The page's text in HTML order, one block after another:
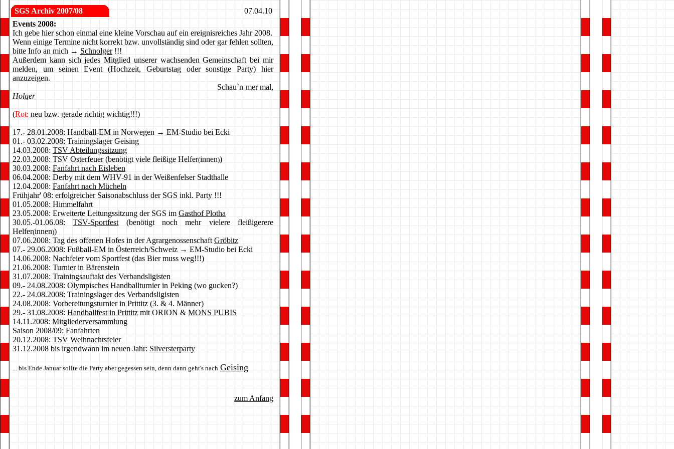
SGS Archiv 2007/08
07.04.10
Events 2008:
Ich gebe hier schon einmal eine kleine Vorschau auf ein ereignisreiches Jahr 2008.
Wenn einige Termine nicht korrekt bzw. unvollständig sind oder gar fehlen sollten,
bitte Info an mich → Schnolger!!!
Außerdem kann sich jedes Mitglied unserer wachsenden Gemeinschaft bei mir
melden, um seinen Event (Hochzeit, Geburtstag oder sonstige Party) hier
anzuzeigen.
Schau`n mer mal,
Holger
(Rot: neu bzw. gerade richtig wichtig!!!)
17.- 28.01.2008: Handball-EM in Norwegen → EM-Studio bei Ecki
01.- 03.02.2008: Trainingslager Geising
14.03.2008: TSV Abteilungssitzung
22.03.2008: TSV Osterfeuer (benötigt viele fleißige Helfer(innen))
30.03.2008: Fanfahrt nach Eisleben
06.04.2008: Derby mit dem WHV-91 in der Weißenfelser Stadthalle
12.04.2008: Fanfahrt nach Mücheln
Frühjahr' 08: erfolgreicher Saisonabschluss der SGS inkl. Party !!!
01.05.2008: Himmelfahrt
23.05.2008: Erweiterte Leitungssitzung der SGS im Gasthof Plotha
30.05.-01.06.08:TSV-Sportfest (benötigt noch mehr vielere fleißigerere
Helfer(innen))
07.06.2008: Tag des offenen Hofes in der Agrargenossenschaft Gröbitz
07.- 29.06.2008: Fußball-EM in Österreich/Schweiz → EM-Studio bei Ecki
14.06.2008: Nachfeier vom Sportfest (das Bier muss weg!!!)
21.06.2008: Turnier in Bärenstein
31.07.2008: Trainingsauftakt des Verbandsligisten
09.- 24.08.2008: Olympisches Handballturnierin Peking (wo gucken?)
22.- 24.08.2008: Trainingslager des Verbandsligisten
24.08.2008: Vorbereitungsturnier in Prittitz (3. & 4. Männer)
29.- 31.08.2008: Handballfest in Prittitz mit ORION & MONS PUBIS
14.11.2008: Mitgliederversammlung
Saison 2008/09: Fanfahrten
20.12.2008: TSV Weihnachtsfeier
31.12.2008 bis irgendwann im neuen Jahr: Silversterparty
... bis Ende Januar sollte die Party aber gegessen sein, denn dann geht's nach Geising
zum Anfang